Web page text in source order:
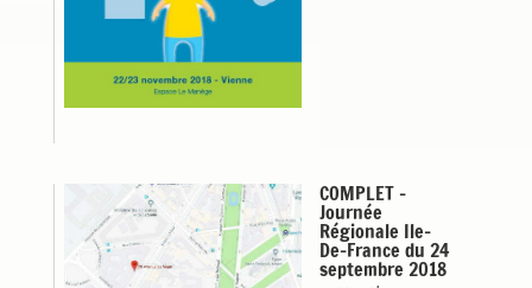
COMPLET –
Journée
Régionale Ile-
De-France du 24
septembre 2018